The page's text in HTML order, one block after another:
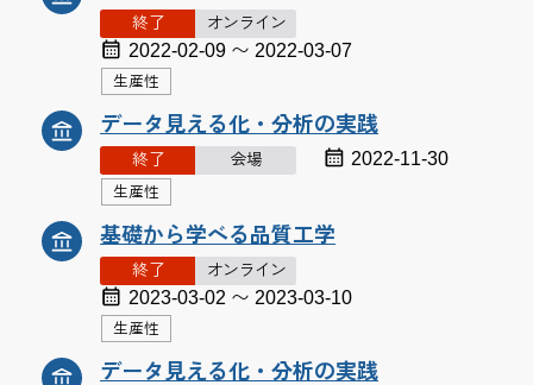
終了 オンライン
2022-02-09 〜 2022-03-07
生産性
データ見える化・分析の実践
終了 会場 2022-11-30
生産性
基礎から学べる品質工学
終了 オンライン
2023-03-02 〜 2023-03-10
生産性
データ見える化・分析の実践